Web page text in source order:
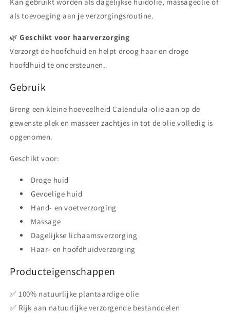
als toevoeging aan je verzorgingsroutine.
🌿Geschikt voor haarverzorging
Verzorgt de hoofdhuid en helpt droog haar en droge
hoofdhuid te ondersteunen.
Gebruik
Breng een kleine hoeveelheid Calendula-olie aan op de
gewenste plek en masseer zachtjes in tot de olie volledig is
opgenomen.
Geschikt voor:
Droge huid
Gevoelige huid
Hand- en voetverzorging
Massage
Dagelijkse lichaamsverzorging
Haar- en hoofdhuidverzorging
Producteigenschappen
✅ 100% natuurlijke plantaardige olie
✅ Rijk aan natuurlijke verzorgende bestanddelen